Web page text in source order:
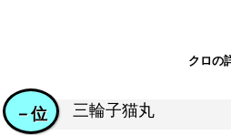
クロの
三輪子猫丸
－位